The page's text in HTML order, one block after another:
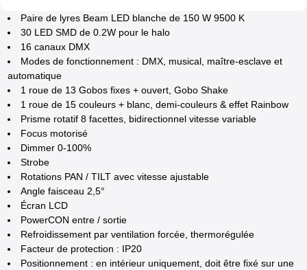
Paire de lyres Beam LED blanche de 150 W 9500 K
30 LED SMD de 0.2W pour le halo
16 canaux DMX
Modes de fonctionnement : DMX, musical, maître-esclave et
automatique
1 roue de 13 Gobos fixes + ouvert, Gobo Shake
1 roue de 15 couleurs + blanc, demi-couleurs & effet Rainbow
Prisme rotatif 8 facettes, bidirectionnel vitesse variable
Focus motorisé
Dimmer 0-100%
Strobe
Rotations PAN / TILT avec vitesse ajustable
Angle faisceau 2,5°
Écran LCD
PowerCON entre / sortie
Refroidissement par ventilation forcée, thermorégulée
Facteur de protection : IP20
Positionnement : en intérieur uniquement, doit être fixé sur une